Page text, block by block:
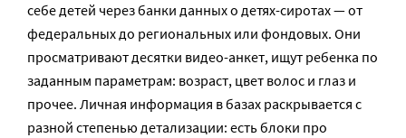
себе детей через банки данных о детях-сиротах — от
федеральных до региональных или фондовых. Они
просматривают десятки видео-анкет, ищут ребенка по
заданным параметрам: возраст, цвет волос и глаз и
прочее. Личная информация в базах раскрывается с
разной степенью детализации: есть блоки про